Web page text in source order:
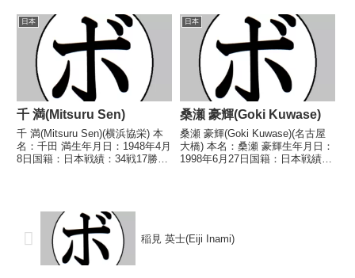
トル】1971年度中日本フェザー
級新人王 【戦歴】1971/08/12
○4R判定...
し 【戦歴】1979/03/23
○1RKO 藤 真(上福
岡)1979/05/07 ●1RKO ...
日本
千 満(Mitsuru Sen)
千 満(Mitsuru Sen)(横浜協栄) 本
名：千田 満生年月日：1948年4月
8日国籍：日本戦績：34戦17勝
ミ)19...
日本
桑瀬 豪輝(Goki Kuwase)
桑瀬 豪輝(Goki Kuwase)(名古屋
大橋) 本名：桑瀬 豪輝生年月日：
1998年6月27日国籍：日本戦績：
稲見 英士(Eiji Inami)